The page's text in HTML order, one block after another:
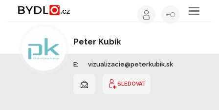
Toggle
Peter Kubík
E: vizualizacie@peterkubik.sk
SLEDOVAT